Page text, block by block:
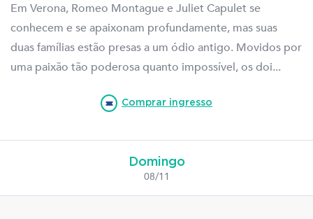
Em Verona, Romeo Montague e Juliet Capulet se
conhecem e se apaixonam profundamente, mas suas
duas famílias estão presas a um ódio antigo. Movidos por
uma paixão tão poderosa quanto impossível, os doi...
Comprar ingresso
Domingo
08/11